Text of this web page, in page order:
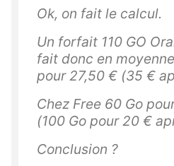
Ok, on fait le calcul.
Un forfait 110 GO
fait donc en
pour 27,50 € (35 €
Chez Free 60 Go
(100 Go pour 20 €
Conclusion ?